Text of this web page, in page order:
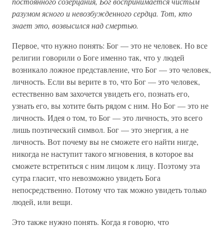
разумом ясного и невозбужденного сердца. Тот, кто
знает это, возвысился над смертью.
Первое, что нужно понять: Бог — это не человек. Но все
религии говорили о Боге именно так, что у людей
возникало ложное представление, что Бог — это человек,
личность. Если вы верите в то, что Бог — это человек,
естественно вам захочется увидеть его, познать его,
узнать его, вы хотите быть рядом с ним. Но Бог — это не
личность. Идея о том, то Бог — это личность, это всего
лишь поэтический символ. Бог — это энергия, а не
личность. Вот почему вы не сможете его найти нигде,
никогда не наступит такого мгновения, в которое вы
сможете встретиться с ним лицом к лицу. Поэтому эта
сутра гласит, что невозможно увидеть Бога
непосредственно. Потому что так можно увидеть только
людей, или вещи.
Это также нужно понять. Когда я говорю, что